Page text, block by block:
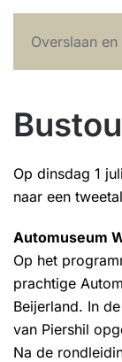
Overslaan
Op dinsdag 1
naar een
Automuseum
Op het
prachtige
Beijerland. In
van Piershil
Na de